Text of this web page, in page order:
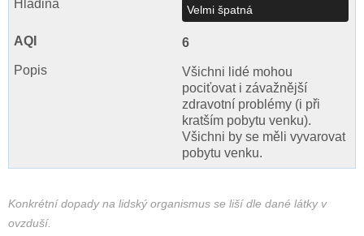
Velmi špatná
6
Všichni lidé mohou
pociťovat i závažnější
zdravotní problémy (i při
kratším pobytu venku).
Všichni by se měli vyvarovat
pobytu venku.
Konkrétní dopady na lidský organismus se liší dle dané látky v
ovzduší.